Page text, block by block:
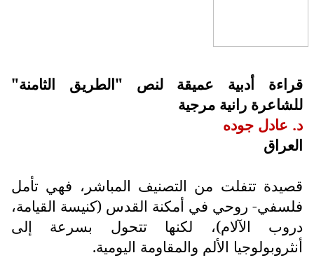
قراءة أدبية عميقة لنص "الطريق الثامنة"
للشاعرة رانية مرجية
د. عادل جوده
العراق
قصيدة تتفلت من التصنيف المباشر، فهي تأمل
فلسفي- روحي في أمكنة القدس (كنيسة القيامة،
دروب الآلام)، لكنها تتحول بسرعة إلى
أنثروبولوجيا الألم والمقاومة اليومية.